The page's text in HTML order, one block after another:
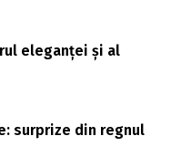
eleganței și al
surprize din regnul